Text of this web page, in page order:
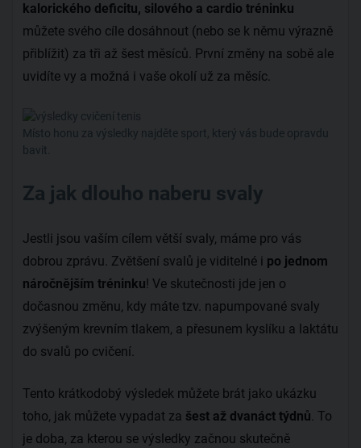
kalorického deficitu, silového a cardio tréninku
můžete svého cíle dosáhnout (nebo se k němu výrazně
přiblížit) za tři až šest měsíců. První změny na sobě ale
uvidíte vy a možná i vaše okolí už za měsíc.
Místo honu za výsledky najděte sport, který vás bude opravdu
bavit.
Za jak dlouho naberu svaly
Jestli jsou vaším cílem větší svaly, máme pro vás
dobrou zprávu. Zvětšení svalů je viditelné i po jednom
náročnějším tréninku! Ve skutečnosti jde jen o
dočasnou změnu, kdy máte tzv. napumpované svaly
zvýšeným krevním tlakem, a přesunem kyslíku a laktátu
do svalů po cvičení.
Tento krátkodobý výsledek můžete brát jako ukázku
toho, jak můžete vypadat za šest až dvanáct týdnů . To
je doba, za kterou se výsledky začnou skutečně